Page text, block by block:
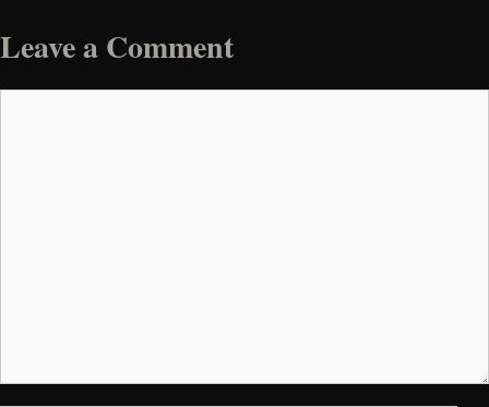
Leave a Comment